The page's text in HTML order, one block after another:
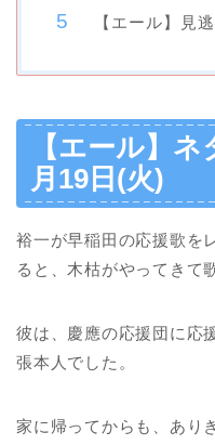
【エール】見
【エール】
月19日(火)
裕一が早稲田の応援歌を
ると、木枯がやってきて
彼は、慶應の応援団に応
張本人でした。
家に帰ってからも、あり